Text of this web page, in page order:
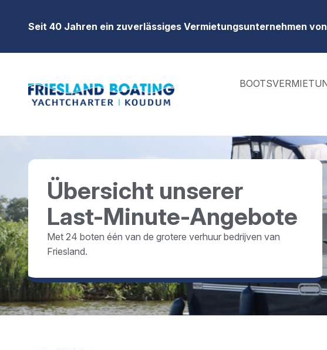
Seit 40 Jahren ein zuverlässiges Vermietungsunternehmen
Übersicht unserer
Last-Minute-Angebote
Met 24 boten één van de grotere verhuur bedrijven van
Friesland.